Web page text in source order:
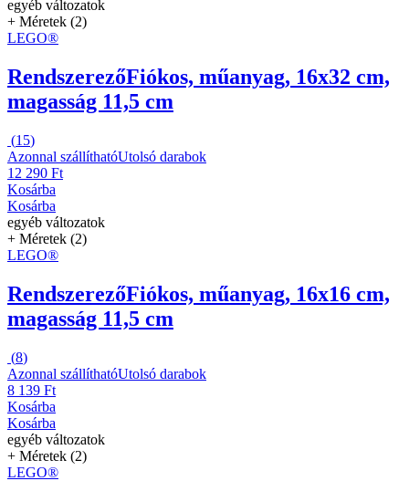
egyéb változatok
+ Méretek (2)
LEGO®
RendszerezőFiókos, műanyag, 16x32 cm,
magasság 11,5 cm
(15)
Azonnal szállíthatóUtolsó darabok
12 290 Ft
Kosárba
Kosárba
egyéb változatok
+ Méretek (2)
LEGO®
RendszerezőFiókos, műanyag, 16x16 cm,
magasság 11,5 cm
(8)
Azonnal szállíthatóUtolsó darabok
8 139 Ft
Kosárba
Kosárba
egyéb változatok
+ Méretek (2)
LEGO®